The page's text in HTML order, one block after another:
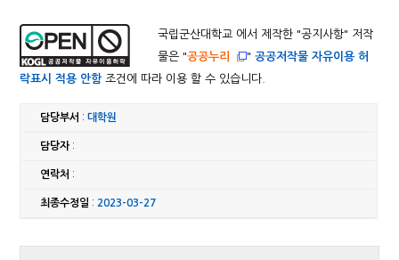
국립군산대학교 에서 제작한 "공지사항" 저작
물은 "공공누리 "공공저작물 자유이용 허
락표시 적용 안함조건에 따라 이용 할 수 있습니다.
담당부서 :대학원
담당자:
연락처 :
최종수정일 : 2023-03-27